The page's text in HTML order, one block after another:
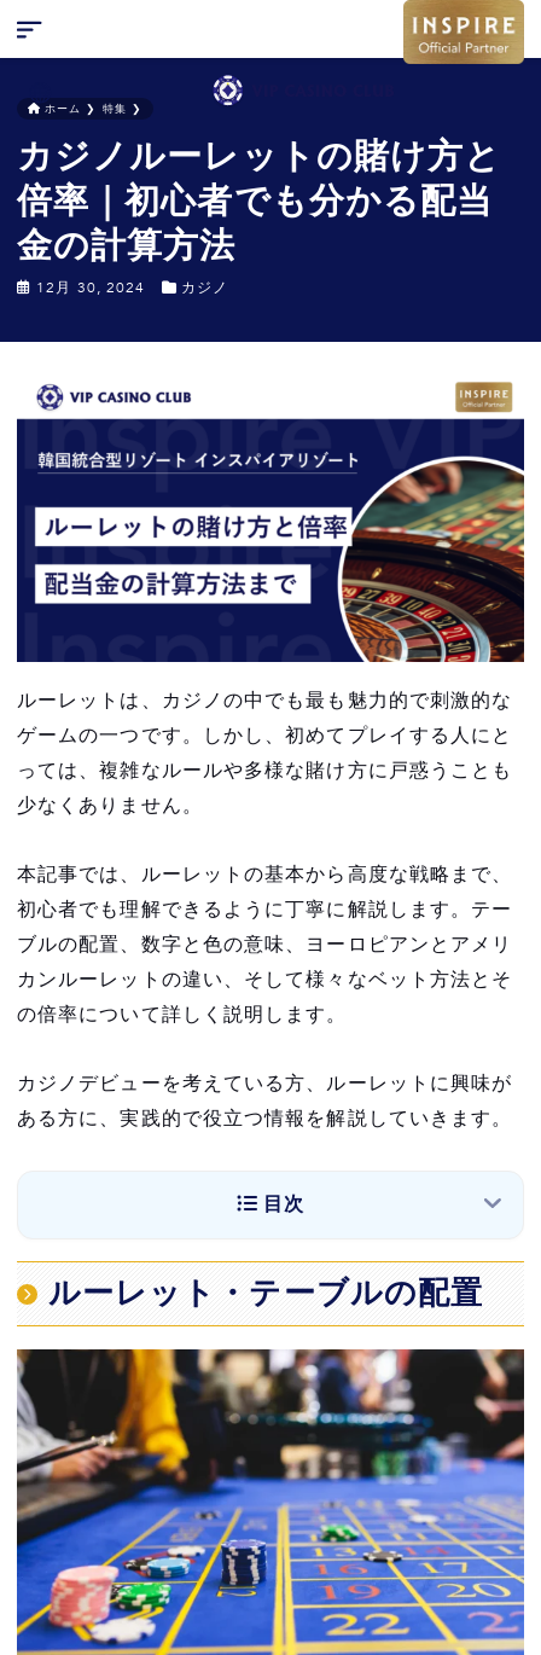
キャンペーン
お問い合わせ
特集
検索
ホーム ❯ 特集 ❯
カジノルーレットの賭け方と
倍率｜初心者でも分かる配当
金の計算方法
12月 30, 2024 カジノ
ルーレットは、カジノの中でも最も魅力的で刺激的な
ゲームの一つです。しかし、初めてプレイする人にと
っては、複雑なルールや多様な賭け方に戸惑うことも
少なくありません。
本記事では、ルーレットの基本から高度な戦略まで、
初心者でも理解できるように丁寧に解説します。テー
ブルの配置、数字と色の意味、ヨーロピアンとアメリ
カンルーレットの違い、そして様々なベット方法とそ
の倍率について詳しく説明します。
カジノデビューを考えている方、ルーレットに興味が
ある方に、実践的で役立つ情報を解説していきます。
目次
ルーレット・テーブルの配置
数字の配置
色の配置
一般的なカジノルーレット2種類
ヨーロピアンルーレット（シングルゼロ）
アメリカンルーレット（ダブルゼロ）
ルーレットのベット方法は大きく2つ
【ベット方法別】ルーレットの倍率
ルーレット・テーブルの配置